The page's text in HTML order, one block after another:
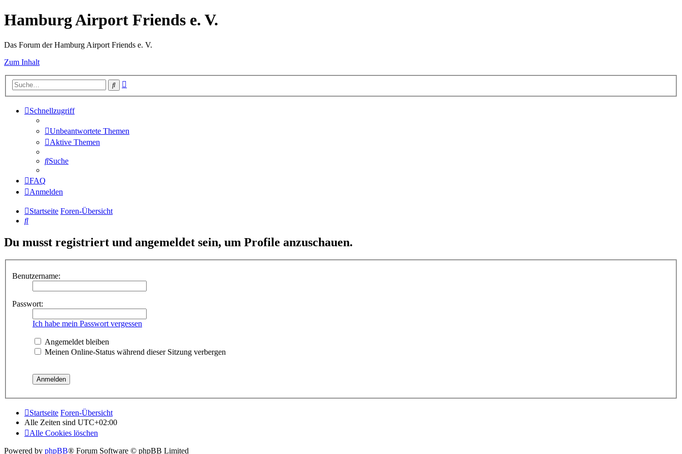
Hamburg Airport Friends e. V.
Das Forum der Hamburg Airport Friends e. V.
Zum Inhalt
Suche
Schnellzugriff
Unbeantwortete Themen
Aktive Themen
Suche
FAQ
Anmelden
Startseite Foren-Übersicht
Suche
Du musst registriert und angemeldet sein, um Profile anzuschauen.
Benutzername:
Passwort:
Ich habe mein Passwort vergessen
Angemeldet bleiben
Meinen Online-Status während dieser Sitzung verbergen
Startseite Foren-Übersicht
Alle Zeiten sind UTC+02:00
Alle Cookies löschen
Powered by phpBB® Forum Software © phpBB Limited